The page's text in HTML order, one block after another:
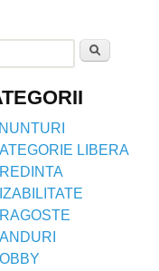
form
LIBERA